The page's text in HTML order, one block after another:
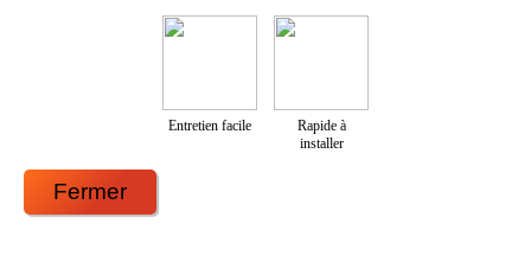
Entretien facile
Rapide à
installer
Fermer